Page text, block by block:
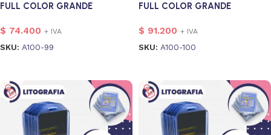
FULL COLOR GRANDE
$ 74.400 + IVA
SKU: A100-99
FULL COLOR GRANDE
$ 91.200 + IVA
SKU: A100-100